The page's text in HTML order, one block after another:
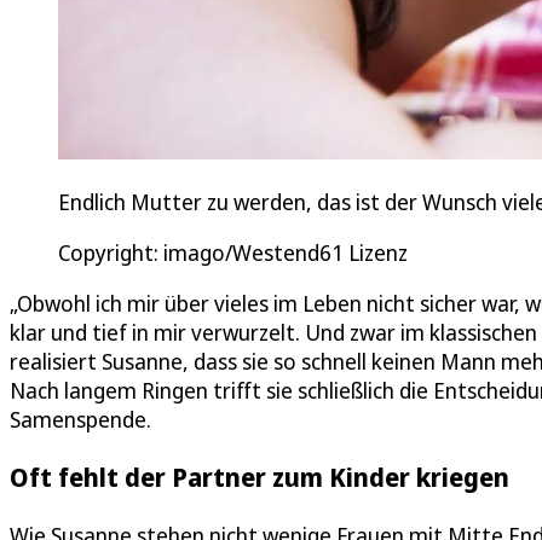
Endlich Mutter zu werden, das ist der Wunsch
Copyright: imago/Westend61 Lizenz
„Obwohl ich mir über vieles im Leben nicht sicher
klar und tief in mir verwurzelt. Und zwar im
realisiert Susanne, dass sie so schnell keinen Mann
Nach langem Ringen trifft sie schließlich die
Samenspende.
Oft fehlt der Partner zum Kinder kriegen